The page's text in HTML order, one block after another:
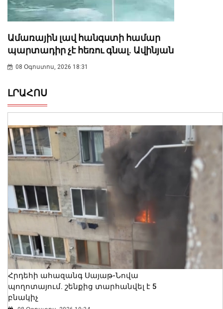
Ամառային լավ հանգստի համար
պարտադիր չէ հեռու գնալ. Ավինյան
08 Օգոստոս, 2026 18:31
ԼՐԱՀՈՍ
Հրդեհի ահազանգ Սայաթ-Նովա
պողոտայում. շենքից տարհանվել է 5
բնակիչ